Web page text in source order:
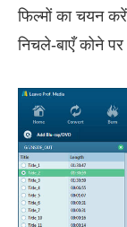
फिल्मों का चयन
निचले-बाएँ कोने पर